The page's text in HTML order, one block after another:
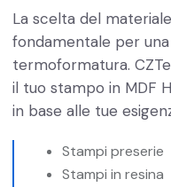
La scelta del
fondamentale per
termoformatura.
il tuo stampo in MDF
in base alle tue
Stampi preserie
Stampi in resina